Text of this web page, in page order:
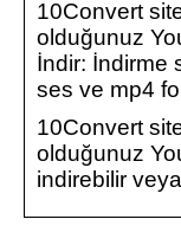
10Convert
olduğunuz
İndir: İndirme
ses ve mp4
10Convert
olduğunuz
indirebilir